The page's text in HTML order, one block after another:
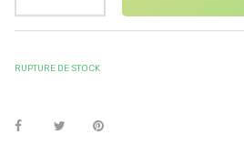
RUPTURE DE STOCK